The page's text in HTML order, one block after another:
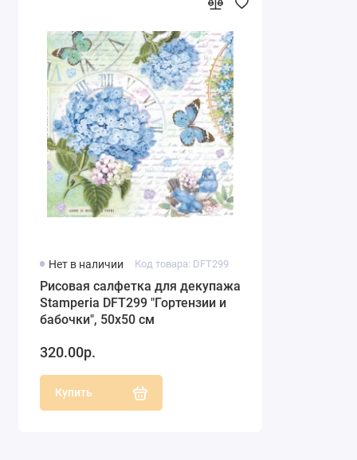
Нет в наличии Код товара: DFT299
Рисовая салфетка для декупажа
Stamperia DFT299 "Гортензии и
бабочки", 50х50 см
320.00р.
Купить